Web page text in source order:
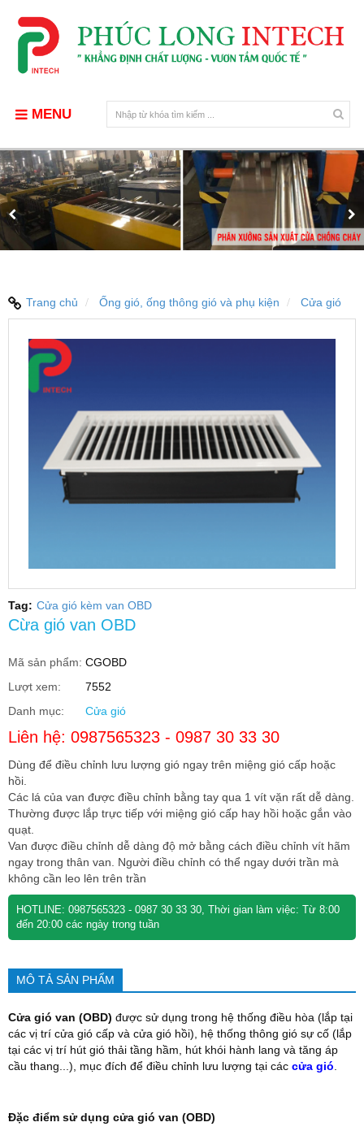
MENU
Trang chủ Ống gió, ống thông gió và phụ kiện Cửa gió
Tag: Cửa gió kèm van OBD
Cừa gió van OBD
Mã sản phẩm: CGOBD
Lượt xem:
7552
Danh mục:
Cửa gió
Liên hệ: 0987565323 - 0987 30 33 30
Dùng để điều chỉnh lưu lượng gió ngay trên miệng gió cấp hoặc
hồi.
Các lá của van được điều chỉnh bằng tay qua 1 vít vặn rất dễ dàng.
Thường được lắp trực tiếp với miệng gió cấp hay hồi hoặc gắn vào
quạt.
Van được điều chỉnh dễ dàng độ mở bằng cách điều chỉnh vít hãm
ngay trong thân van. Người điều chỉnh có thể ngay dưới trần mà
không cần leo lên trên trần
HOTLINE: 0987565323 - 0987 30 33 30, Thời gian làm việc: Từ 8:00
đến 20:00 các ngày trong tuần
MÔ TẢ SẢN PHẨM
Cửa gió van (OBD) được sử dụng trong hệ thống điều hòa (lắp tại
các vị trí cửa gió cấp và cửa gió hồi), hệ thống thông gió sự cố (lắp
tại các vị trí hút gió thải tầng hầm, hút khói hành lang và tăng áp
cầu thang...), mục đích để điều chỉnh lưu lượng tại các cửa gió.
Đặc điểm sử dụng cửa gió van (OBD)